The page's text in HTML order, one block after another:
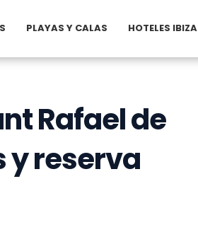
PLAYAS Y CALAS HOTELES IBIZA
Rafael de
y reserva